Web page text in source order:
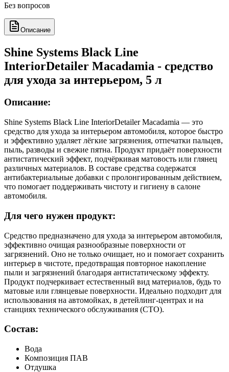
Без вопросов
Описание
Shine Systems Black Line
InteriorDetailer Macadamia - средство
для ухода за интерьером, 5 л
Описание:
Shine Systems Black Line InteriorDetailer Macadamia — это
средство для ухода за интерьером автомобиля, которое быстро
и эффективно удаляет лёгкие загрязнения, отпечатки пальцев,
пыль, разводы и свежие пятна. Продукт придаёт поверхности
антистатический эффект, подчёркивая матовость или глянец
различных материалов. В составе средства содержатся
антибактериальные добавки с пролонгированным действием,
что помогает поддерживать чистоту и гигиену в салоне
автомобиля.
Для чего нужен продукт:
Средство предназначено для ухода за интерьером автомобиля,
эффективно очищая разнообразные поверхности от
загрязнений. Оно не только очищает, но и помогает сохранить
интерьер в чистоте, предотвращая повторное накопление
пыли и загрязнений благодаря антистатическому эффекту.
Продукт подчеркивает естественный вид материалов, будь то
матовые или глянцевые поверхности. Идеально подходит для
использования на автомойках, в детейлинг-центрах и на
станциях технического обслуживания (СТО).
Состав:
Вода
Композиция ПАВ
Отдушка